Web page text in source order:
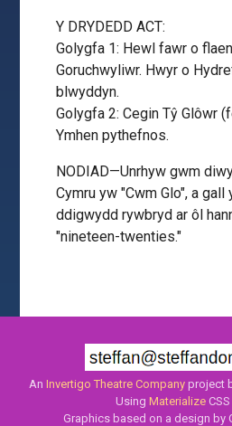
Y DRYDEDD ACT:
Golygfa 1: Hewl fawr o
Goruchwyliwr. Hwyr o
blwyddyn.
Golygfa 2: Cegin Tŷ Glôwr
Ymhen pythefnos.
NODIAD—Unrhyw gwm
Cymru yw "Cwm Glo", a gall
ddigwydd rywbryd ar ôl
"nineteen-twenties."
An Invertigo Theatre Company project
Using Materialize
Graphics based on a design by